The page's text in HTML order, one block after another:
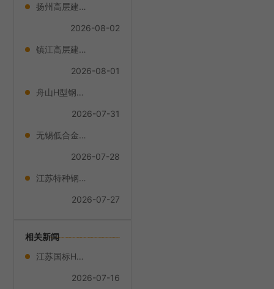
扬州高层建筑框架H型钢哪家便宜
2026-08-02
镇江高层建筑框架H型钢联系方式
2026-08-01
舟山H型钢价格
2026-07-31
无锡低合金H型钢代理品牌
2026-07-28
江苏特种钢H型钢哪家便宜
2026-07-27
相关新闻
江苏国标H型钢厂家
2026-07-16